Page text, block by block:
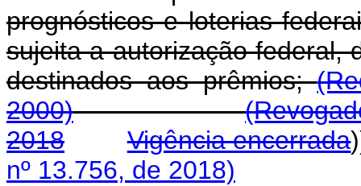
prognósticos e loterias
sujeita a autorização federal,
destinados aos prêmios;
2000)
2018
Vigência encerrada
nº 13.756, de 2018)